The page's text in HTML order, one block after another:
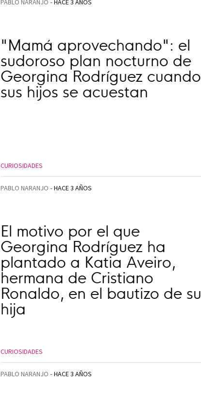
PABLO NARANJO HACE 3 AÑOS
"Mamá aprovechando": el
sudoroso plan nocturno de
Georgina Rodríguez cuando
sus hijos se acuestan
CURIOSIDADES
PABLO NARANJO HACE 3 AÑOS
El motivo por el que
Georgina Rodríguez ha
plantado a Katia Aveiro,
hermana de Cristiano
Ronaldo, en el bautizo de su
hija
CURIOSIDADES
PABLO NARANJO HACE 3 AÑOS